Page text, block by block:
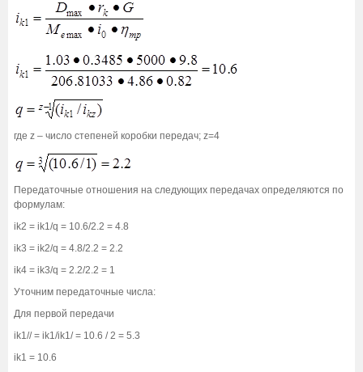
где z – число степеней коробки передач; z=4
Передаточные отношения на следующих передачах определяются по
формулам:
ik2 = ik1/q = 10.6/2.2 = 4.8
ik3 = ik2/q = 4.8/2.2 = 2.2
ik4 = ik3/q = 2.2/2.2 = 1
Уточним передаточные числа:
Для первой передачи
ik1// = ik1/ik1/ = 10.6 / 2 = 5.3
ik1 = 10.6